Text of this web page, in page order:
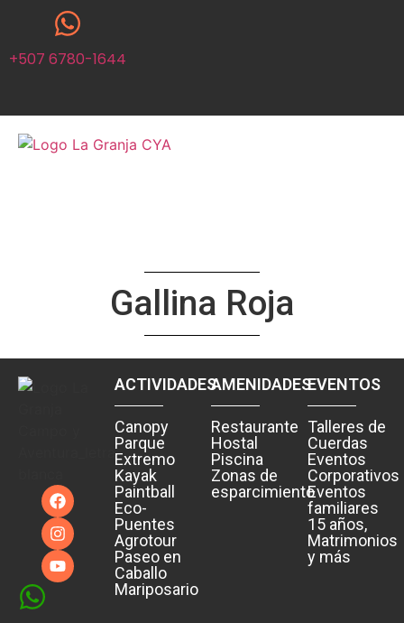
+507 6780-1644
Gallina Roja
ACTIVIDADES
Canopy
Parque
Extremo
Kayak
Paintball
Eco-
Puentes
Agrotour
Paseo en
Caballo
Mariposario
AMENIDADES
Restaurante
Hostal
Piscina
Zonas de
esparcimiento
EVENTOS
Talleres de
Cuerdas
Eventos
Corporativos
Eventos
familiares
15 años,
Matrimonios
y más